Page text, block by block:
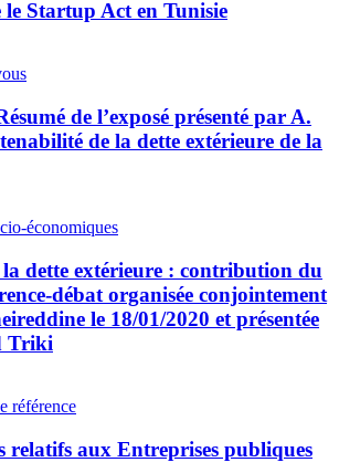
Startup Act en Tunisie
de l’exposé présenté par A.
de la dette extérieure de la
économiques
dette extérieure : contribution du
débat organisée conjointement
le 18/01/2020 et présentée
Triki
référence
relatifs aux Entreprises publiques